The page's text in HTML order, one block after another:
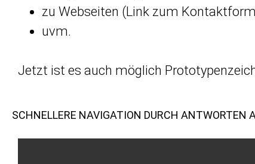
zu Webseiten (Link zum
uvm.
Jetzt ist es auch möglich
SCHNELLERE NAVIGATION DURCH ANTWORTEN